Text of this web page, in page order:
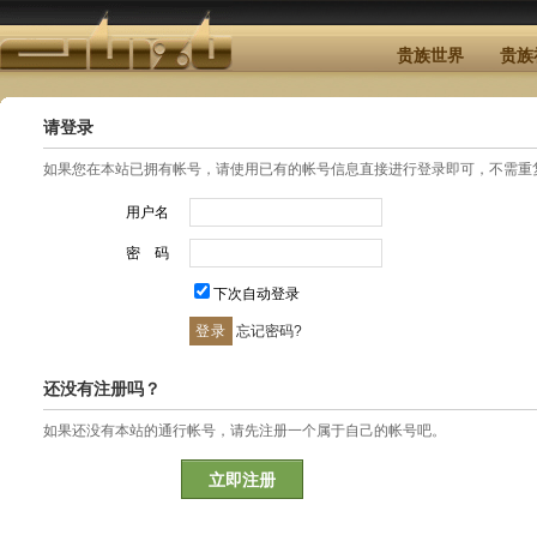
贵族世界 贵族
请登录
如果您在本站已拥有帐号，请使用已有的帐号信息直接进行登录即可，不需重
用户名
密 码
下次自动登录
忘记密码?
还没有注册吗？
如果还没有本站的通行帐号，请先注册一个属于自己的帐号吧。
立即注册